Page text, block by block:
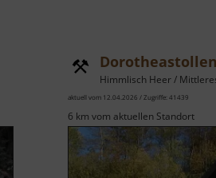
Dorotheastollen
Himmlisch Heer /
aktuell vom 12.04.2026 / Zugriffe: 41439
6 km vom aktuellen Standort